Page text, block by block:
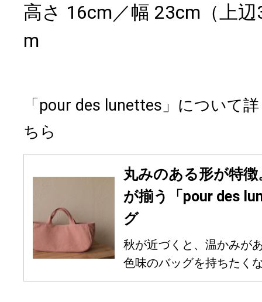
高さ 16cm／幅 23cm（上
m
「pour des lunettes」について
ちら
丸みのある形が特
が揃う「pour des
グ
秋が近づくと、温かみが
色味のバッグを持ちたく